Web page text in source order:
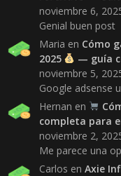
noviembre 6,
Genial buen post
Maria en Cómo
2025
— guía
noviembre 5,
Google adsense
Hernan en
completa para
noviembre 2,
Me parece una
Carlos en Axie